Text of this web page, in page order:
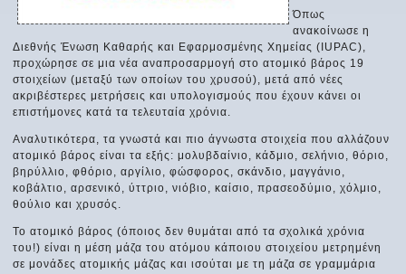
Όπως
ανακοίνωσε η
Διεθνής Ένωση Καθαρής και Εφαρμοσμένης Χημείας (IUPAC),
προχώρησε σε μια νέα αναπροσαρμογή στο ατομικό βάρος 19
στοιχείων (μεταξύ των οποίων του χρυσού), μετά από νέες
ακριβέστερες μετρήσεις και υπολογισμούς που έχουν κάνει οι
επιστήμονες κατά τα τελευταία χρόνια.
Αναλυτικότερα, τα γνωστά και πιο άγνωστα στοιχεία που αλλάζουν
ατομικό βάρος είναι τα εξής: μολυβδαίνιο, κάδμιο, σελήνιο, θόριο,
βηρύλλιο, φθόριο, αργίλιο, φώσφορος, σκάνδιο, μαγγάνιο,
κοβάλτιο, αρσενικό, ύττριο, νιόβιο, καίσιο, πρασεοδύμιο, χόλμιο,
θούλιο και χρυσός.
Το ατομικό βάρος (όποιος δεν θυμάται από τα σχολικά χρόνια
του!) είναι η μέση μάζα του ατόμου κάποιου στοιχείου μετρημένη
σε μονάδες ατομικής μάζας και ισούται με τη μάζα σε γραμμάρια